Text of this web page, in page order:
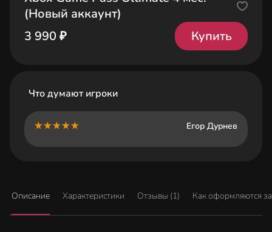
(Новый аккаунт)
3 990 ₽
Купить
Что думают игроки
Егор Дурнев
Описание Характеристики Отзывы (1) Как оформляются